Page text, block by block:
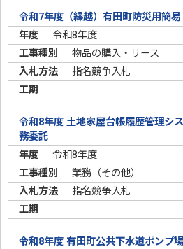
令和7年度（繰越）有田町防災用簡
令和8年度
物品の購入・リース
指名競争入札
令和8年度 土地家屋台帳履歴管理シ
務委託
令和8年度
業務（その他）
指名競争入札
令和8年度 有田町公共下水道ポンプ